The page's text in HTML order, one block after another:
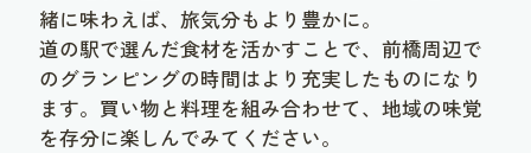
緒に味わえば、旅気分もより豊かに。
道の駅で選んだ食材を活かすことで、前橋周辺で
のグランピングの時間はより充実したものになり
ます。買い物と料理を組み合わせて、地域の味覚
を存分に楽しんでみてください。